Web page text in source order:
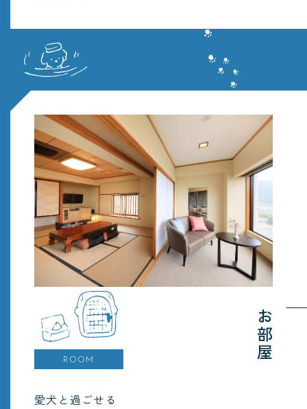
ROOM お部屋
愛犬と過ごせる